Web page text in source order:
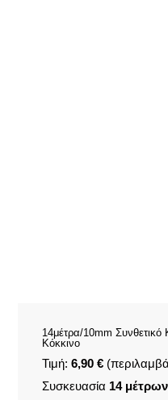
14μέτρα/10mm
Κόκκινο
Τιμή:6,90 €
Συσκευασία 14 μέτρων